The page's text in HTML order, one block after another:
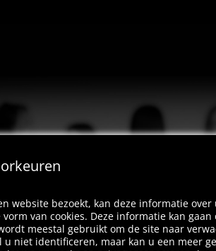
website bezoekt, kan deze informatie
van cookies. Deze informatie kan
meestal gebruikt om de site naar
u niet identificeren, maar kan u een meer